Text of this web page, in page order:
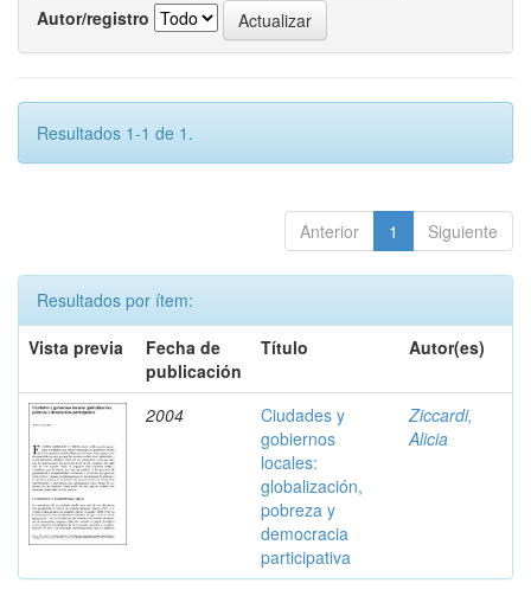
Autor/registro
Resultados 1-1 de 1.
Anterior 1 Siguiente
Resultados por ítem:
Vista previa
Fecha de
publicación
Título Autor(es)
2004
Ciudades y
gobiernos
locales:
globalización,
pobreza y
democracia
participativa
Ziccardi,
Alicia